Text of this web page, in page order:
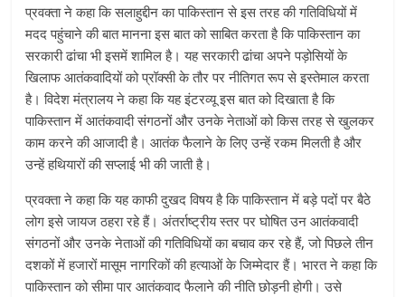
प्रवक्ता ने कहा कि सलाहुद्दीन का पाकिस्तान से इस तरह की गतिविधियों में
मदद पहुंचाने की बात मानना इस बात को साबित करता है कि पाकिस्तान का
सरकारी ढांचा भी इसमें शामिल है। यह सरकारी ढांचा अपने पड़ोसियों के
खिलाफ आतंकवादियों को प्रॉक्सी के तौर पर नीतिगत रूप से इस्तेमाल करता
है। विदेश मंत्रालय ने कहा कि यह इंटरव्यू इस बात को दिखाता है कि
पाकिस्तान में आतंकवादी संगठनों और उनके नेताओं को किस तरह से खुलकर
काम करने की आजादी है। आतंक फैलाने के लिए उन्हें रकम मिलती है और
उन्हें हथियारों की सप्लाई भी की जाती है।
प्रवक्ता ने कहा कि यह काफी दुखद विषय है कि पाकिस्तान में बड़े पदों पर बैठे
लोग इसे जायज ठहरा रहे हैं। अंतर्राष्ट्रीय स्तर पर घोषित उन आतंकवादी
संगठनों और उनके नेताओं की गतिविधियों का बचाव कर रहे हैं, जो पिछले तीन
दशकों में हजारों मासूम नागरिकों की हत्याओं के जिम्मेदार हैं। भारत ने कहा कि
पाकिस्तान को सीमा पार आतंकवाद फैलाने की नीति छोड़नी होगी। उसे